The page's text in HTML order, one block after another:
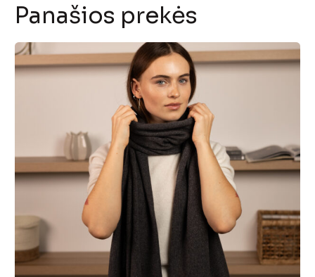
Panašios prekės